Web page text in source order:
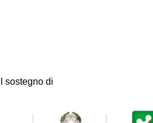
sostegno di